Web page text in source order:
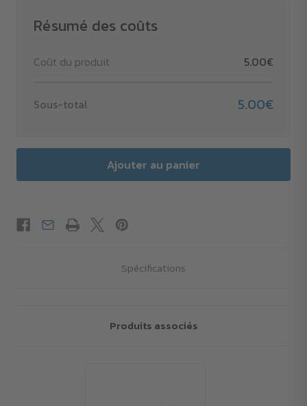
Résumé des coûts
Coût du produit 5.00€
Sous-total 5.00€
Spécifications
Produits associés